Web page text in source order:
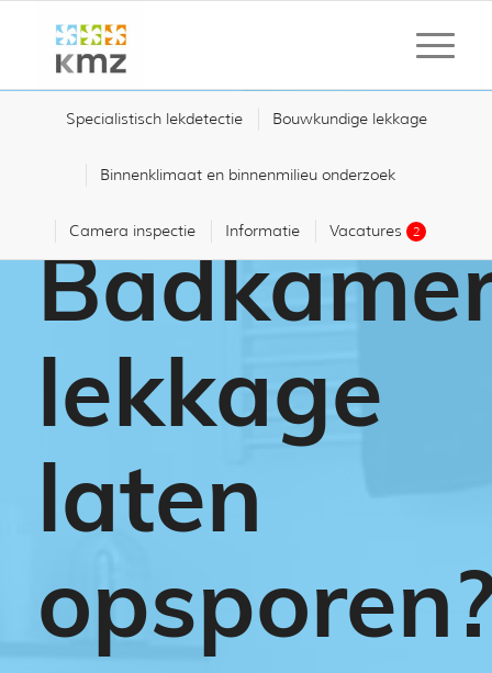
Specialistisch lekdetectie Bouwkundige lekkage
Binnenklimaat en binnenmilieu onderzoek
Camera inspectie Informatie Vacatures 2
lekkage
laten